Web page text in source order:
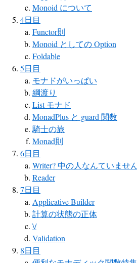
Monoid について
4日目
Functor則
Monoid としての Option
Foldable
5日目
モナドがいっぱい
綱渡り
List モナド
MonadPlus と guard 関数
騎士の旅
Monad則
6日目
Writer? 中の人なんていませ
Reader
7日目
Applicative Builder
計算の状態の正体
\/
Validation
8日目